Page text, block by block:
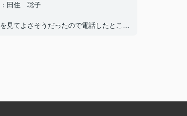
田住 聡子
見てよさそうだったので電話したとこ